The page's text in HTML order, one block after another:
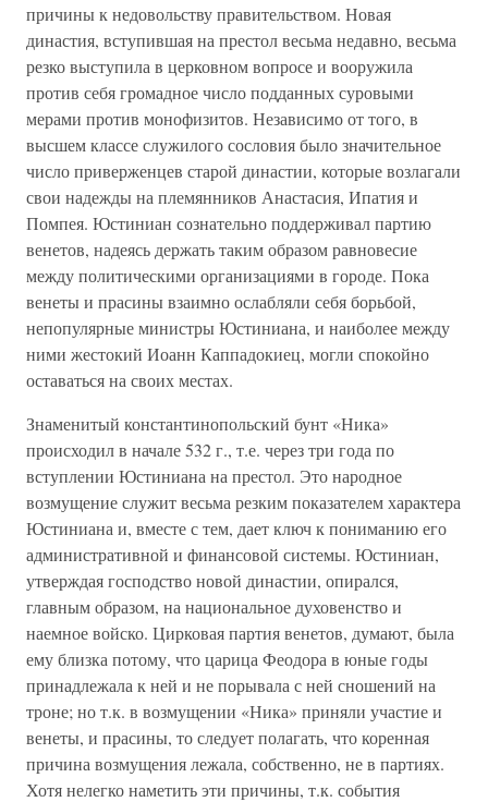
причины к недовольству правительством. Новая
династия, вступившая на престол весьма недавно, весьма
резко выступила в церковном вопросе и вооружила
против себя громадное число подданных суровыми
мерами против монофизитов. Независимо от того, в
высшем классе служилого сословия было значительное
число приверженцев старой династии, которые возлагали
свои надежды на племянников Анастасия, Ипатия и
Помпея. Юстиниан сознательно поддерживал партию
венетов, надеясь держать таким образом равновесие
между политическими организациями в городе. Пока
венеты и прасины взаимно ослабляли себя борьбой,
непопулярные министры Юстиниана, и наиболее между
ними жестокий Иоанн Каппадокиец, могли спокойно
оставаться на своих местах.
Знаменитый константинопольский бунт «Ника»
происходил в начале 532 г., т.е. через три года по
вступлении Юстиниана на престол. Это народное
возмущение служит весьма резким показателем характера
Юстиниана и, вместе с тем, дает ключ к пониманию его
административной и финансовой системы. Юстиниан,
утверждая господство новой династии, опирался,
главным образом, на национальное духовенство и
наемное войско. Цирковая партия венетов, думают, была
ему близка потому, что царица Феодора в юные годы
принадлежала к ней и не порывала с ней сношений на
троне; но т.к. в возмущении «Ника» приняли участие и
венеты, и прасины, то следует полагать, что коренная
причина возмущения лежала, собственно, не в партиях.
Хотя нелегко наметить эти причины, т.к. события